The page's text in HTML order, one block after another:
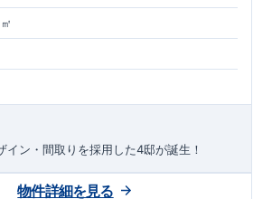
イン・間取りを採用した4邸が誕生！
物件詳細を見る